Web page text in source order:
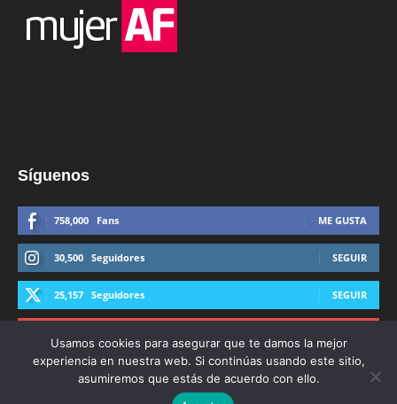
Síguenos
758,000 Fans ME GUSTA
30,500 Seguidores SEGUIR
25,157 Seguidores SEGUIR
Usamos cookies para asegurar que te damos la mejor
experiencia en nuestra web. Si continúas usando este sitio,
asumiremos que estás de acuerdo con ello.